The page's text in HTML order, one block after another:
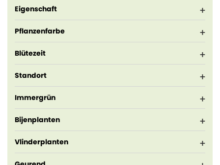
Eigenschaft
Pflanzenfarbe
Blütezeit
Standort
Immergrün
Bijenplanten
Vlinderplanten